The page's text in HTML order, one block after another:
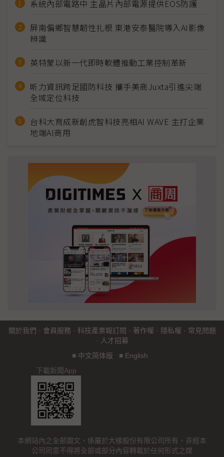
系統內部電路中 主晶片內部電源提供EOS防護
屏南偏鄉智慧韌性扎根 東港安泰醫院導入AI影像
辨識
英特蒙以新一代即時軟體推動工業控制革新
昕力資訊跨足國防科技 攜手美商Juxta引進尖端
全域定位科技
台科大育成新創虎智科技亮相AI WAVE 主打企業
地端AI商用
關於我們 · 會員服務 · 科技產業報訂閱 · 著作權 · 隱私權 · 常見問題
· 人才招募
■ 中文简体版 ■ English
下載新聞App
本網站內之全部圖文，係屬於大椽股份有限公司所有，非經本
公司同意不得將全部或部分內容轉載於任何形式之媒